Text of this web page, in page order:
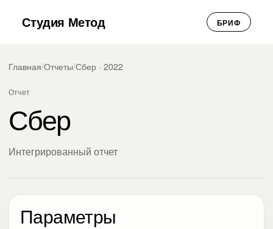
Студия Метод БРИФ
Главная/Отчеты/Сбер · 2022
Отчет
Сбер
Интегрированный отчет
Параметры